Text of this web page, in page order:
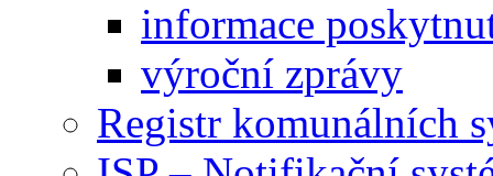
informace
výroční zprávy
Registr komunálních